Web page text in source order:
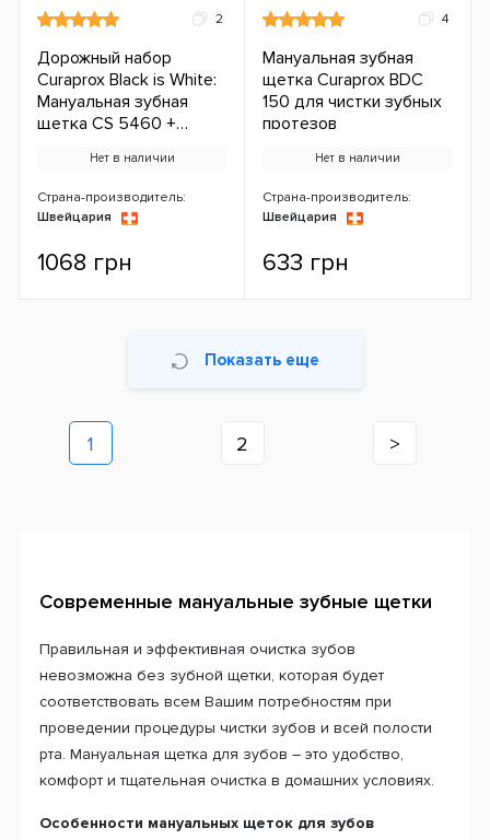
2
Дорожный набор
Curaprox Black is White:
Мануальная зубная
щетка CS 5460 +
White отбеливающая
(10 мл.)
Нет в наличии
Страна-производитель:
Швейцария
1068 грн
4
Мануальная зубная
щетка Curaprox BDC
150 для чистки зубных
протезов
Нет в наличии
Страна-производитель:
Швейцария
633 грн
Показать еще
1 2 >
Современные мануальные зубные щетки
Правильная и эффективная очистка зубов
невозможна без зубной щетки, которая будет
соответствовать всем Вашим потребностям при
проведении процедуры чистки зубов и всей полости
рта. Мануальная щетка для зубов – это удобство,
комфорт и тщательная очистка в домашних условиях.
Особенности мануальных щеток для зубов